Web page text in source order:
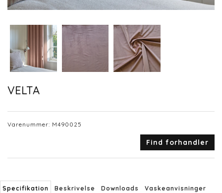
VELTA
Varenummer: M490025
Find forhandler
Specifikation Beskrivelse Downloads Vaskeanvisninger